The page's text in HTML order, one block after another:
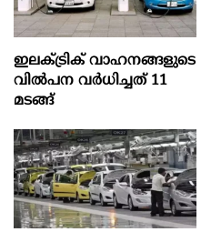
ഇലക്ട്രിക് വാഹനങ്ങളുടെ
വിൽപന വർധിച്ചത് 11
മടങ്ങ്